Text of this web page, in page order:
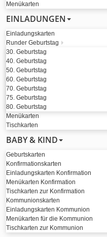
Menükarten
EINLADUNGEN
Einladungskarten
Runder Geburtstag
30. Geburtstag
40. Geburtstag
50. Geburtstag
60. Geburtstag
70. Geburtstag
75. Geburtstag
80. Geburtstag
Menükarten
Tischkarten
BABY & KIND
Geburtskarten
Konfirmationskarten
Einladungskarten Konfirmation
Menükarten Konfirmation
Tischkarten zur Konfirmation
Kommunionskarten
Einladungskarten Kommunion
Menükarten für die Kommunion
Tischkarten zur Kommunion